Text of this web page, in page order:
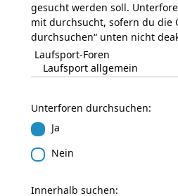
gesucht werden soll.
mit durchsucht, sofern du die
durchsuchen“ unten nicht
Unterforen durchsuchen:
Ja
Nein
Innerhalb suchen: